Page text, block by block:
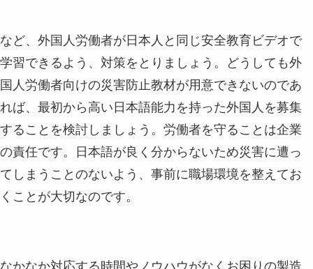
など、外国人労働者が日本人と同じ安全教育ビデオで
学習できるよう、対策をとりましょう。どうしても外
国人労働者向けの災害防止教材が用意できないのであ
れば、最初から高い日本語能力を持った外国人を募集
することを検討しましょう。労働者を守ることは企業
の責任です。日本語が良く分からないため災害に遭っ
てしまうことのないよう、事前に職場環境を整えてお
くことが大切なのです。
なかなか対応する時間やノウハウがなくお困りの製造